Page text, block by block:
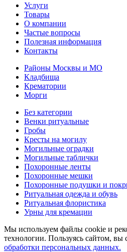
Услуги
Товары
О компании
Частые вопросы
Полезная информация
Контакты
Районы Москвы и МО
Кладбища
Крематории
Морги
Без категории
Венки ритуальные
Гробы
Кресты на могилу
Могильные оградки
Могильные таблички
Похоронные ленты
Похоронные мешки
Похоронные подушки и
Ритуальная одежда и обувь
Ритуальная флористика
Урны для кремации
Мы используем файлы cookie и
технологии. Пользуясь сайтом, вы
обработки персональных данных.